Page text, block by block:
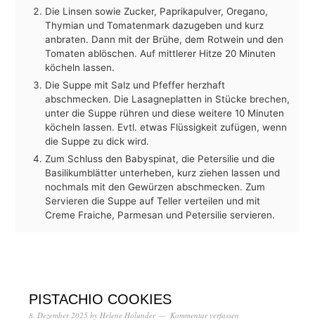
Die Linsen sowie Zucker, Paprikapulver, Oregano,
Thymian und Tomatenmark dazugeben und kurz
anbraten. Dann mit der Brühe, dem Rotwein und den
Tomaten ablöschen. Auf mittlerer Hitze 20 Minuten
köcheln lassen.
Die Suppe mit Salz und Pfeffer herzhaft
abschmecken. Die Lasagneplatten in Stücke brechen,
unter die Suppe rühren und diese weitere 10 Minuten
köcheln lassen. Evtl. etwas Flüssigkeit zufügen, wenn
die Suppe zu dick wird.
Zum Schluss den Babyspinat, die Petersilie und die
Basilikumblätter unterheben, kurz ziehen lassen und
nochmals mit den Gewürzen abschmecken. Zum
Servieren die Suppe auf Teller verteilen und mit
Creme Fraiche, Parmesan und Petersilie servieren.
PISTACHIO COOKIES
8. Dezember 2025 by Helene Holunder Kommentar verfassen